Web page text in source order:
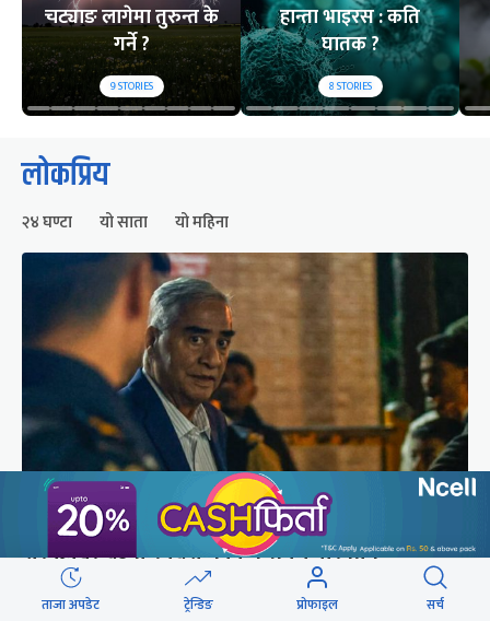
चट्याङ लागेमा तुरुन्त के
गर्ने ?
9STORIES
हान्ता भाइरस : कति
घातक ?
8STORIES
लोकप्रिय
२४ घण्टा यो साता यो महिना
शेरबहादुर देउवा स्वदेश फर्किने समय परिवर्तन
ताजा अपडेट ट्रेन्डिङ प्रोफाइल सर्च